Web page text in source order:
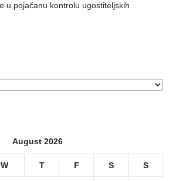
u pojačanu kontrolu ugostiteljskih
August 2026
W T F S S